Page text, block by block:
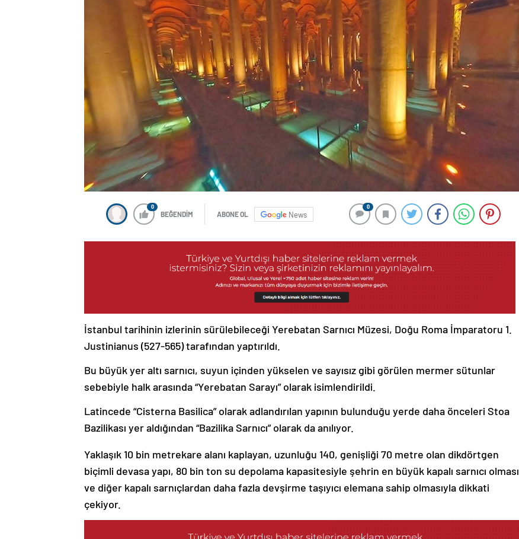
0
BEĞENDİM ABONE OL News
0
İstanbul tarihinin izlerinin sürülebileceği Yerebatan Sarnıcı Müzesi, Doğu Roma İmparatoru 1.
Justinianus (527-565) tarafından yaptırıldı.
Bu büyük yer altı sarnıcı, suyun içinden yükselen ve sayısız gibi görülen mermer sütunlar
sebebiyle halk arasında “Yerebatan Sarayı” olarak isimlendirildi.
Latincede “Cisterna Basilica” olarak adlandırılan yapının bulunduğu yerde daha önceleri Stoa
Bazilikası yer aldığından “Bazilika Sarnıcı” olarak da anılıyor.
Yaklaşık 10 bin metrekare alanı kaplayan, uzunluğu 140, genişliği 70 metre olan dikdörtgen
biçimli devasa yapı, 80 bin ton su depolama kapasitesiyle şehrin en büyük kapalı sarnıcı olması
ve diğer kapalı sarnıçlardan daha fazla devşirme taşıyıcı elemana sahip olmasıyla dikkati
çekiyor.